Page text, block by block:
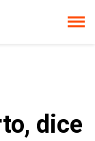
dice